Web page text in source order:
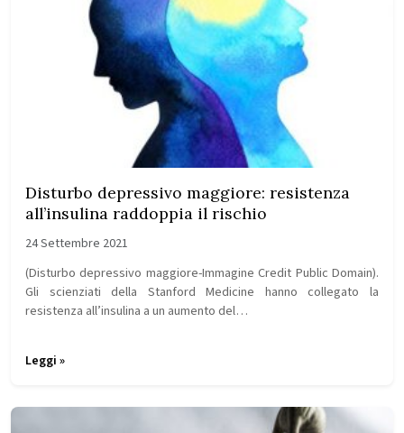
Disturbo depressivo maggiore: resistenza
all’insulina raddoppia il rischio
24 Settembre 2021
(Disturbo depressivo maggiore-Immagine Credit Public Domain).
Gli scienziati della Stanford Medicine hanno collegato la
resistenza all’insulina a un aumento del…
Leggi »